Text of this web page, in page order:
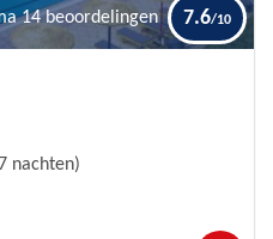
14 beoordelingen 7.6
nachten)